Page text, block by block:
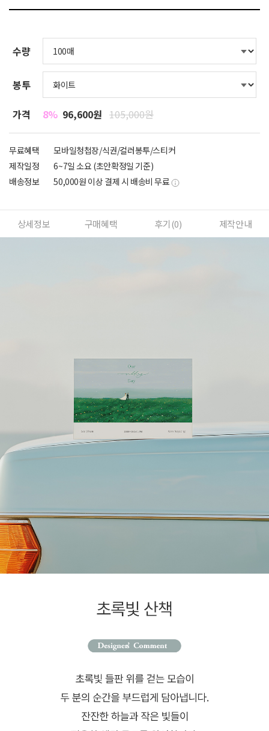
수량
봉투
가격 8% 96,600원 105,000원
무료혜택
모바일청첩장/식권/컬러봉투/스티커
제작일정
6~7일 소요 (초안확정일 기준)
배송정보
50,000원 이상 결제 시 배송비 무료
상세정보 구매혜택 후기(0) 제작안내